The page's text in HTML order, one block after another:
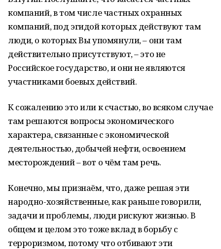
компаний, в том числе частных охранных
компаний, под эгидой которых действуют там
люди, о которых Вы упомянули, – они там
действительно присутствуют, – это не
Российское государство, и они не являются
участниками боевых действий.
К сожалению это или к счастью, во всяком случае
там решаются вопросы экономического
характера, связанные с экономической
деятельностью, добычей нефти, освоением
месторождений – вот о чём там речь.
Конечно, мы признаём, что, даже решая эти
народно-хозяйственные, как раньше говорили,
задачи и проблемы, люди рискуют жизнью. В
общем и целом это тоже вклад в борьбу с
терроризмом, потому что отбивают эти